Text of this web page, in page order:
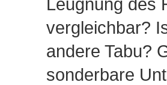
vergleichbar?
andere Tabu?
sonderbare